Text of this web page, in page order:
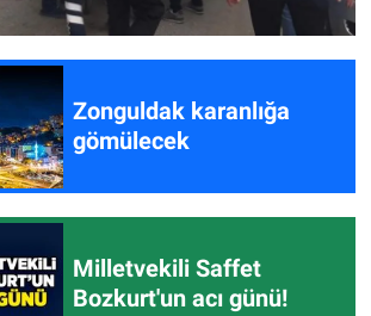
Zonguldak karanlığa
gömülecek
Milletvekili Saffet
Bozkurt'un acı günü!